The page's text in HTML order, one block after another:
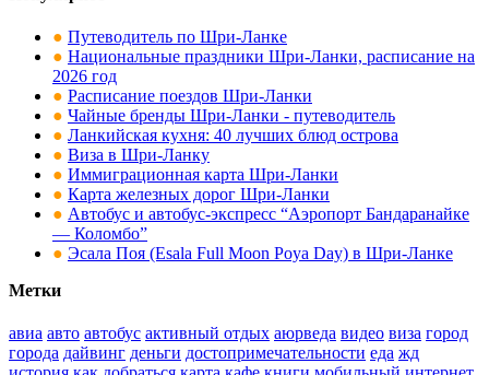
● Путеводитель по Шри-Ланке
● Национальные праздники Шри-Ланки, расписание на
2026 год
● Расписание поездов Шри-Ланки
● Чайные бренды Шри-Ланки - путеводитель
● Ланкийская кухня: 40 лучших блюд острова
● Виза в Шри-Ланку
● Иммиграционная карта Шри-Ланки
● Карта железных дорог Шри-Ланки
● Автобус и автобус-экспресс “Аэропорт Бандаранайке
— Коломбо”
● Эсала Поя (Esala Full Moon Poya Day) в Шри-Ланке
Метки
авиа авто автобус активный отдых аюрведа видео виза город
города дайвинг деньги достопримечательности еда жд